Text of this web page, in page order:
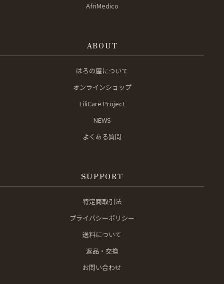
AfriMedico
ABOUT
はろの屋について
オンラインショップ
LiliCare Project
NEWS
よくある質問
SUPPORT
特定商取引法
プライバシーポリシー
送料について
返品・交換
お問い合わせ